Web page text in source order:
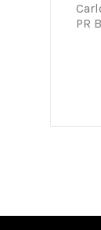
PR